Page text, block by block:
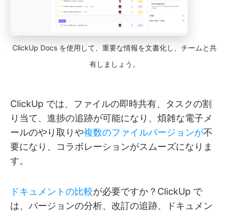
ClickUp Docs を使用して、重要な情報を文書化し、チームと共
有しましょう。
ClickUp では、ファイルの即時共有、タスクの割
り当て、進捗の追跡が可能になり、煩雑な電子メ
ールのやり取りや複数のファイルバージョンが不
要になり、コラボレーションがスムーズになりま
す。
ドキュメントの比較が必要ですか？ClickUp で
は、バージョンの分析、改訂の追跡、ドキュメン